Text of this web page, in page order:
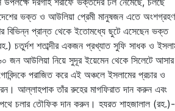
ভক্ত ও আউলিয়া প্রেমী মানুষজন এতে অংশগ্রহণ
বিভিন্ন প্রান্ত থেকে ইতোমধ্যে ছুটে এসেছেন ভক্ত
চতুর্দশ শতাব্দীর একজন প্রখ্যাত সুফি সাধক ও
জন আউলিয়া নিয়ে সুদূর ইয়েমেন থেকে সিলেটে আসার
পরাজিত করে এই অঞ্চলে ইসলামের প্রচার ও
আল্লাহপাক তাঁর রুহের মাগফিরাত দান করুন এবং
চলার তৌফিক দান করুন। হযরত শাহজালাল (রহ.)-